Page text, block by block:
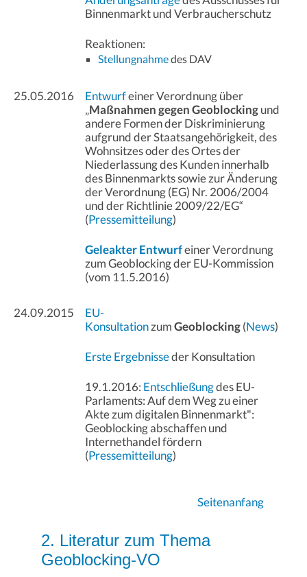
Binnenmarkt und Verbraucherschutz
Reaktionen:
Stellungnahmedes DAV
25.05.2016 Entwurfeiner Verordnung über
„Maßnahmen gegen Geoblockingund
andere Formen der Diskriminierung
aufgrund der Staatsangehörigkeit, des
Wohnsitzes oder des Ortes der
Niederlassung des Kunden innerhalb
des Binnenmarkts sowie zur Änderung
der Verordnung (EG) Nr. 2006/2004
und der Richtlinie 2009/22/EG“
(Pressemitteilung)
Geleakter Entwurfeiner Verordnung
zum Geoblocking der EU-Kommission
(vom 11.5.2016)
24.09.2015
EU-
KonsultationzumGeoblocking(News)
Erste Ergebnisseder Konsultation
19.1.2016:Entschließungdes EU-
Parlaments: Auf dem Weg zu einer
Akte zum digitalen Binnenmarkt":
Geoblocking abschaffen und
Internethandel fördern
(Pressemitteilung)
Seitenanfang
2. Literatur zum Thema
Geoblocking-VO